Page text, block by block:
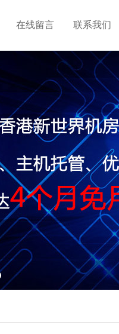
在线留言 联系我们